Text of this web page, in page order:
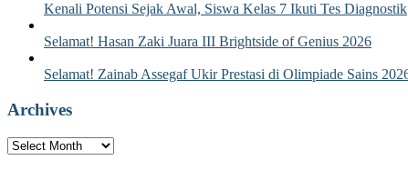
Kenali Potensi Sejak Awal, Siswa Kelas 7 Ikuti Tes Diagnostik
Selamat! Hasan Zaki Juara III Brightside of Genius 2026
Selamat! Zainab Assegaf Ukir Prestasi di Olimpiade Sains
Archives
Archives